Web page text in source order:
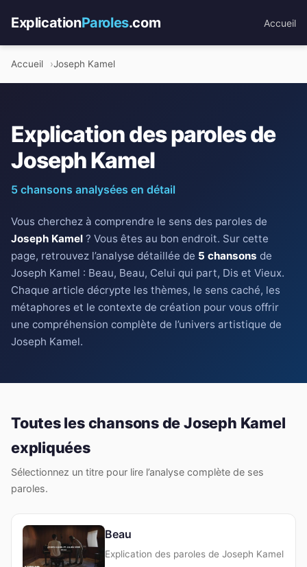
ExplicationParoles.com Accueil
Accueil Joseph Kamel
Explication des paroles de
Joseph Kamel
5 chansons analysées en détail
Vous cherchez à comprendre le sens des paroles de
Joseph Kamel ? Vous êtes au bon endroit. Sur cette
page, retrouvez l’analyse détaillée de 5 chansons de
Joseph Kamel : Beau, Beau, Celui qui part, Dis et Vieux.
Chaque article décrypte les thèmes, le sens caché, les
métaphores et le contexte de création pour vous offrir
une compréhension complète de l’univers artistique de
Joseph Kamel.
Toutes les chansons de Joseph Kamel
expliquées
Sélectionnez un titre pour lire l’analyse complète de ses
paroles.
Beau
Explication des paroles de Joseph Kamel